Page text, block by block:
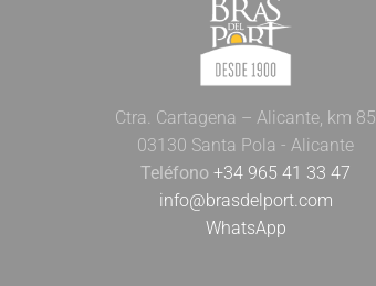
Ctra. Cartagena – Alicante, km 85
03130 Santa Pola - Alicante
Teléfono +34 965 41 33 47
info@brasdelport.com
WhatsApp